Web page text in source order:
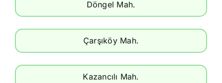
Döngel Mah.
Çarşıköy Mah.
Kazancılı Mah.